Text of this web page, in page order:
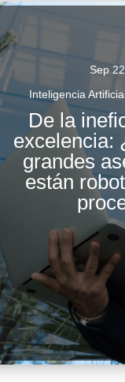
Sep
Inteligencia
De la
excelencia:
grandes
están
La industria de
tradicionalmente un
procesos
intervención
Continuar